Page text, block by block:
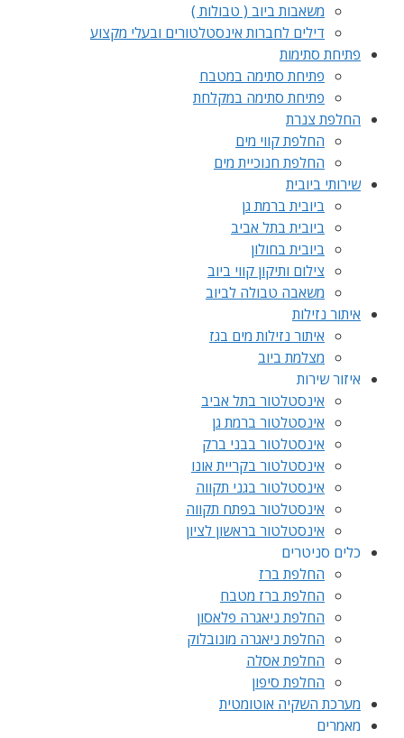
משאבות ביוב ( טבולות )
דילים לחברות אינסטלטורים ובעלי מקצוע
פתיחת סתימות
פתיחת סתימה במטבח
פתיחת סתימה במקלחת
החלפת צנרת
החלפת קווי מים
החלפת חנוכיית מים
שירותי ביובית
ביובית ברמת גן
ביובית בתל אביב
ביובית בחולון
צילום ותיקון קווי ביוב
משאבה טבולה לביוב
איתור נזילות
איתור נזילות מים בגז
מצלמת ביוב
איזור שירות
אינסטלטור בתל אביב
אינסטלטור ברמת גן
אינסטלטור בבני ברק
אינסטלטור בקריית אונו
אינסטלטור בגני תקווה
אינסטלטור בפתח תקווה
אינסטלטור בראשון לציון
כלים סניטרים
החלפת ברז
החלפת ברז מטבח
החלפת ניאגרה פלאסון
החלפת ניאגרה מונובלוק
החלפת אסלה
החלפת סיפון
מערכת השקיה אוטומטית
מאמרים